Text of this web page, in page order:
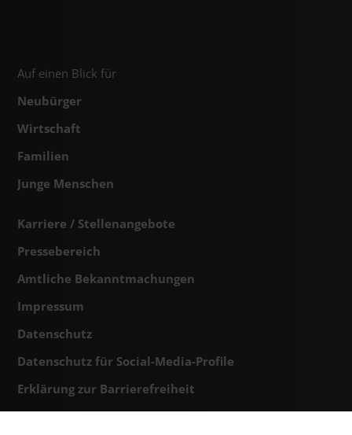
Auf einen Blick für
Neubürger
Wirtschaft
Familien
Junge Menschen
Karriere / Stellenangebote
Pressebereich
Amtliche Bekanntmachungen
Impressum
Datenschutz
Datenschutz für Social-Media-Profile
Erklärung zur Barrierefreiheit